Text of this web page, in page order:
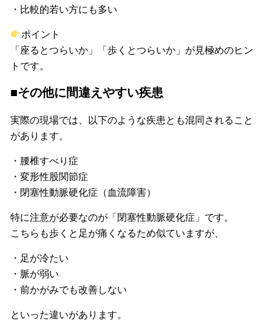
・比較的若い方にも多い
ポイント
「座るとつらいか」「歩くとつらいか」が見極めのヒン
トです。
■その他に間違えやすい疾患
実際の現場では、以下のような疾患とも混同されること
があります。
・腰椎すべり症
・変形性股関節症
・閉塞性動脈硬化症（血流障害）
特に注意が必要なのが「閉塞性動脈硬化症」です。
こちらも歩くと足が痛くなるため似ていますが、
・足が冷たい
・脈が弱い
・前かがみでも改善しない
といった違いがあります。